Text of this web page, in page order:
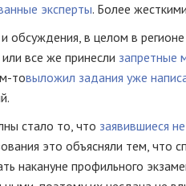
эксперты. Более
обсуждения, в целом в
или все же принесли запретные
товыложил задания уже
стало то, что заявившиеся
это объясняли тем, что
накануне профильного